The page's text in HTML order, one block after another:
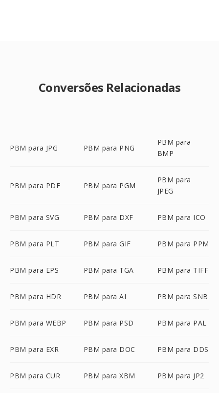
Conversões Relacionadas
PBM para JPG PBM para PNG
PBM para
BMP
PBM para PDF PBM para PGM
PBM para
JPEG
PBM para SVG PBM para DXF PBM para ICO
PBM para PLT PBM para GIF PBM para PPM
PBM para EPS PBM para TGA PBM para TIFF
PBM para HDR PBM para AI PBM para SNB
PBM para WEBP PBM para PSD PBM para PAL
PBM para EXR PBM para DOC PBM para DDS
PBM para CUR PBM para XBM PBM para JP2